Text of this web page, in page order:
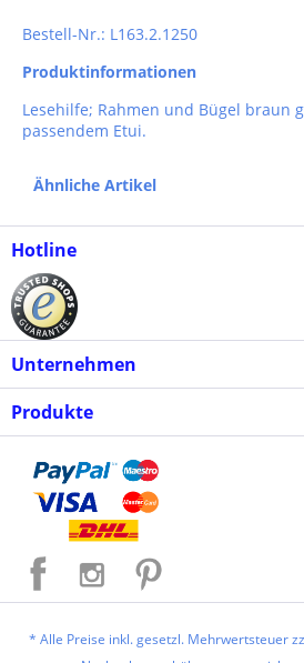
Bestell-Nr.: L163.2.1250
Produktinformationen
Lesehilfe; Rahmen und Bügel braun
passendem Etui.
Ähnliche Artikel
Hotline
Unternehmen
Produkte
* Alle Preise inkl. gesetzl. Mehrwertsteuer